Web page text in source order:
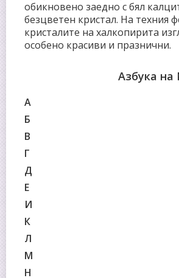
обикновено заедно с бял
безцветен кристал. На техния
кристалите на халкопирита
особено красиви и празнични.
Азбука
А
Б
В
Г
Д
Е
И
К
Л
М
Н